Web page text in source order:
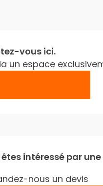
vous ici.
un espace
intéressé par
nous un devis